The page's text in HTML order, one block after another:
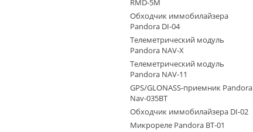
RMD-5M
Обходчик иммобилайзера
Pandora DI-04
Телеметрический модуль
Pandora NAV-X
Телеметрический модуль
Pandora NAV-11
GPS/GLONASS-приемник Pandora
Nav-035BT
Обходчик иммобилайзера DI-02
Микрореле Pandora BT-01